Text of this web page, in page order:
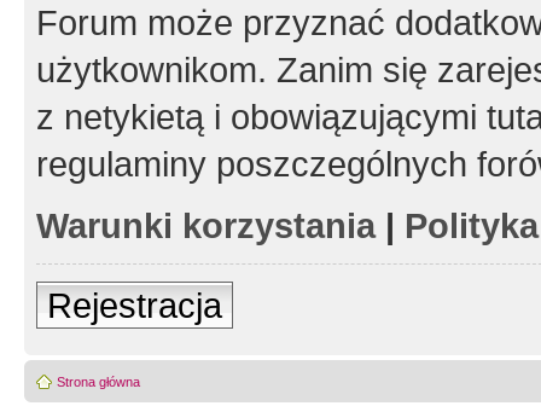
Forum może przyznać
użytkownikom. Zanim się
z netykietą i obowiązującymi
regulaminy poszczególnych
Warunki korzystania|
Rejestracja
Strona główna